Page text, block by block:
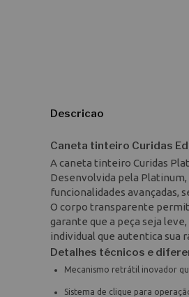
Descricao
Caneta tinteiro Curidas
A caneta tinteiro Curidas
Desenvolvida pela
funcionalidades avançadas,
O corpo transparente
garante que a peça seja
individual que autentica sua
Detalhes técnicos e
Mecanismo retrátil inovador
Sistema de clique para